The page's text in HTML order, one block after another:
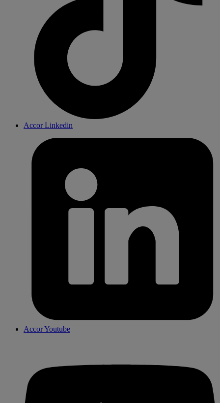
Accor Linkedin
Accor Youtube